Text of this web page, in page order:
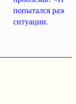
попытался
ситуации.